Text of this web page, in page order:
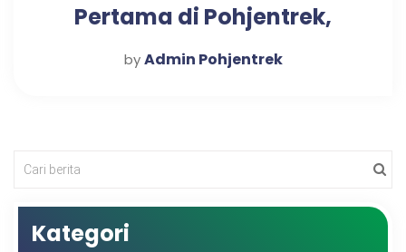
Pertama di Pohjentrek,
Dorong Hidup Sehat dan
by Admin Pohjentrek
Kategori